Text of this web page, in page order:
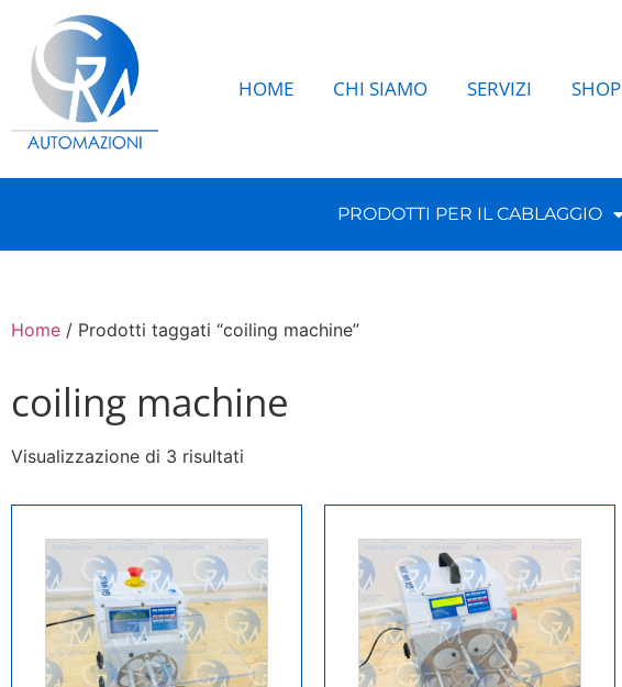
HOME CHI SIAMO SERVIZI SHOP
PRODOTTI PER IL CABLAGGIO
Home / Prodotti taggati “coiling machine”
coiling machine
Visualizzazione di 3 risultati